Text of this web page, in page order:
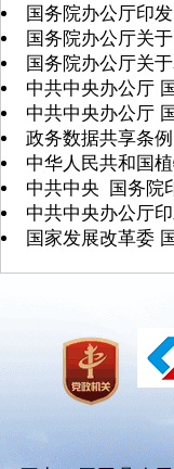
国务院办公厅印
国务院办公厅关
国务院办公厅关
中共中央办公厅
中共中央办公厅
政务数据共享条例
中华人民共和国
中共中央 国务院
中共中央办公厅
国家发展改革委